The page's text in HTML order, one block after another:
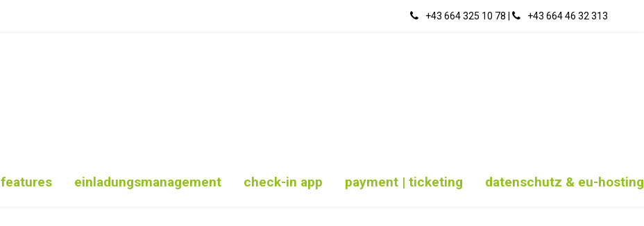
+43 664 325 10 78 ‭+43 664 46 32 313‬
features einladungsmanagement check-in app payment | ticketing datenschutz & eu-hosting